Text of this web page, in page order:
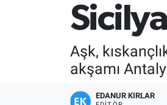
Aşk,
akşamı
EDANUR KIRLAR